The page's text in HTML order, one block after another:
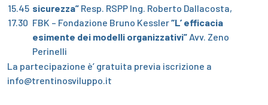
15.45
17.30
sicurezza” Resp. RSPP Ing. Roberto Dallacosta,
FBK – Fondazione Bruno Kessler“L’ efficacia
esimente dei modelli organizzativi” Avv. Zeno
Perinelli
La partecipazione è’ gratuita previa iscrizione a
info@trentinosviluppo.it